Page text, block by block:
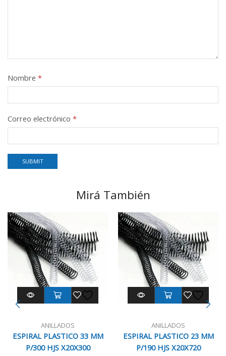
Nombre *
Correo electrónico *
Mirá También
ANILLADOS
ESPIRAL PLASTICO 33 MM
P/300 HJS X20X300
ANILLADOS
ESPIRAL PLASTICO 23 MM
P/190 HJS X20X720